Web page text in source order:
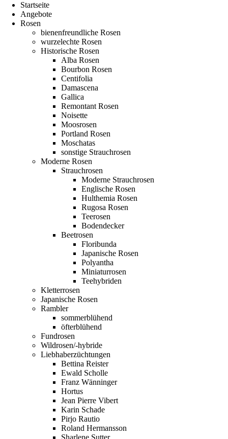
Startseite
Angebote
Rosen
bienenfreundliche Rosen
wurzelechte Rosen
Historische Rosen
Alba Rosen
Bourbon Rosen
Centifolia
Damascena
Gallica
Remontant Rosen
Noisette
Moosrosen
Portland Rosen
Moschatas
sonstige Strauchrosen
Moderne Rosen
Strauchrosen
Moderne Strauchrosen
Englische Rosen
Hulthemia Rosen
Rugosa Rosen
Teerosen
Bodendecker
Beetrosen
Floribunda
Japanische Rosen
Polyantha
Miniaturrosen
Teehybriden
Kletterrosen
Japanische Rosen
Rambler
sommerblühend
öfterblühend
Fundrosen
Wildrosen/-hybride
Liebhaberzüchtungen
Bettina Reister
Ewald Scholle
Franz Wänninger
Hortus
Jean Pierre Vibert
Karin Schade
Pirjo Rautio
Roland Hermansson
Sharlene Sutter